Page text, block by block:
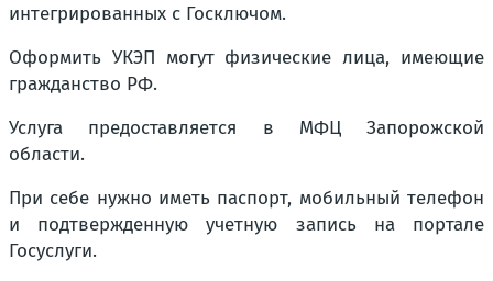
интегрированных с Госключом.
Оформить УКЭП могут физические лица, имеющие
гражданство РФ.
Услуга предоставляется в МФЦ Запорожской
области.
При себе нужно иметь паспорт, мобильный телефон
и подтвержденную учетную запись на портале
Госуслуги.